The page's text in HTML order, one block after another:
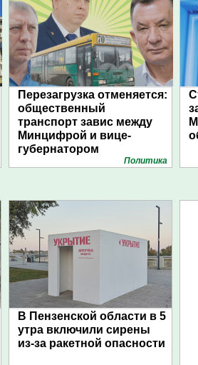
Перезагрузка отменяется:
общественный
транспорт завис между
Минцифрой и вице-
губернатором
Политика
В Пензенской области в 5
утра включили сирены
из-за ракетной опасности